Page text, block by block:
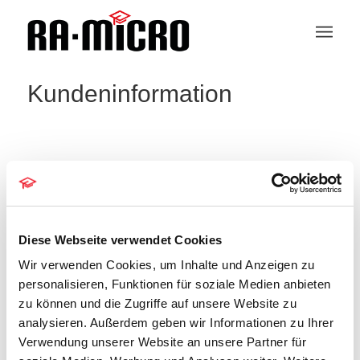
Diese Webseite verwendet Cookies
Wir verwenden Cookies, um Inhalte und Anzeigen zu
personalisieren, Funktionen für soziale Medien anbieten
zu können und die Zugriffe auf unsere Website zu
analysieren. Außerdem geben wir Informationen zu Ihrer
Verwendung unserer Website an unsere Partner für
Kundeninformation
RA-MICRO Dresden EDV-
Beratung Büchner
Telefon
0351 8495991
Email
info@edv-buechner.de
Webseite
http://www.ra-micro-dd.de/